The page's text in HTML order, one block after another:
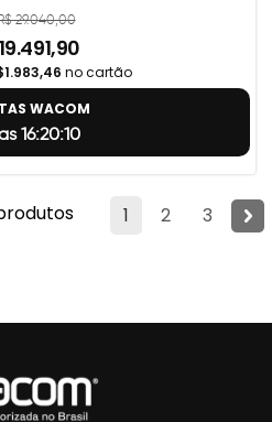
29.040,00
no cartão
WACOM
16:20:9
1 2 3